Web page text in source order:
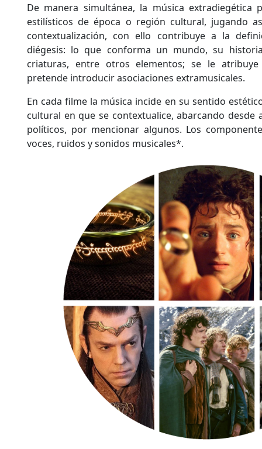
De manera simultánea, la música extradiegética
estilísticos de época o región cultural, jugando
contextualización, con ello contribuye a la
diégesis: lo que conforma un mundo, su
criaturas, entre otros elementos; se le
pretende introducir asociaciones extramusicales.
En cada filme la música incide en su sentido
cultural en que se contextualice, abarcando desde
políticos, por mencionar algunos. Los
voces, ruidos y sonidos musicales*.